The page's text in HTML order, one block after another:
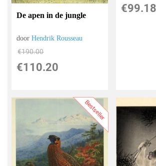
De apen in de jungle
doorHendrik Rousseau
€190.00
€110.20
€99.18
Bestseller